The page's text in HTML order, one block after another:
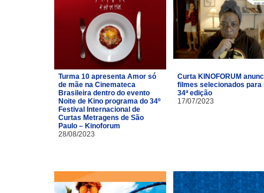
Turma 10 apresenta Amor só
de mãe na Cinemateca
Brasileira dentro do evento
Noite de Kino programa do 34º
Festival Internacional de
Curtas Metragens de São
Paulo – Kinoforum
28/08/2023
Curta KINOFORUM
filmes selecionados para
34ª edição
17/07/2023